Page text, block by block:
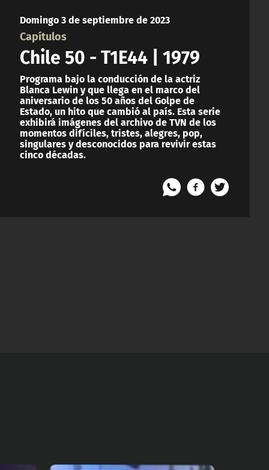
Domingo 3 de septiembre de 2023
Capítulos
Chile 50 - T1E44 | 1979
Programa bajo la conducción de la actriz
Blanca Lewin y que llega en el marco del
aniversario de los 50 años del Golpe de
Estado, un hito que cambió al país. Esta serie
exhibirá imágenes del archivo de TVN de los
momentos difíciles, tristes, alegres, pop,
singulares y desconocidos para revivir estas
cinco décadas.